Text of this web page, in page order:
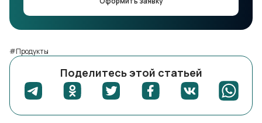
#Продукты
Поделитесь этой статьей